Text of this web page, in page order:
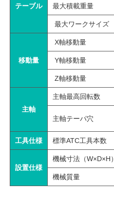
テーブル 最大積載重量
最大ワークサイズ
移動量
X軸移動量
Y軸移動量
Z軸移動量
主軸
主軸最高回転数
主軸テーパ穴
工具仕様 標準ATC工具本数
設置仕様
機械寸法（W×D×H）
機械質量